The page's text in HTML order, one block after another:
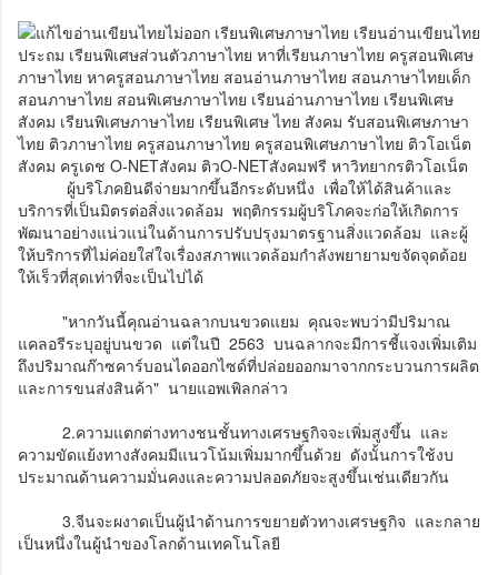
ผู้บริโภคยินดีจ่ายมากขึ้นอีกระดับหนึ่ง เพื่อให้ได้สินค้าและ
บริการที่เป็นมิตรต่อสิ่งแวดล้อม พฤติกรรมผู้บริโภคจะก่อให้เกิดการ
พัฒนาอย่างแน่วแน่ในด้านการปรับปรุงมาตรฐานสิ่งแวดล้อม และผู้
ให้บริการที่ไม่ค่อยใส่ใจเรื่องสภาพแวดล้อมกำลังพยายามขจัดจุดด้อย
ให้เร็วที่สุดเท่าที่จะเป็นไปได้
"หากวันนี้คุณอ่านฉลากบนขวดแยม คุณจะพบว่ามีปริมาณ
แคลอรีระบุอยู่บนขวด แต่ในปี 2563 บนฉลากจะมีการชี้แจงเพิ่มเติม
ถึงปริมาณก๊าซคาร์บอนไดออกไซด์ที่ปล่อยออกมาจากกระบวนการผลิต
และการขนส่งสินค้า" นายแอพเพิลกล่าว
2.ความแตกต่างทางชนชั้นทางเศรษฐกิจจะเพิ่มสูงขึ้น และ
ความขัดแย้งทางสังคมมีแนวโน้มเพิ่มมากขึ้นด้วย ดังนั้นการใช้งบ
ประมาณด้านความมั่นคงและความปลอดภัยจะสูงขึ้นเช่นเดียวกัน
3.จีนจะผงาดเป็นผู้นำด้านการขยายตัวทางเศรษฐกิจ และกลาย
เป็นหนึ่งในผู้นำของโลกด้านเทคโนโลยี